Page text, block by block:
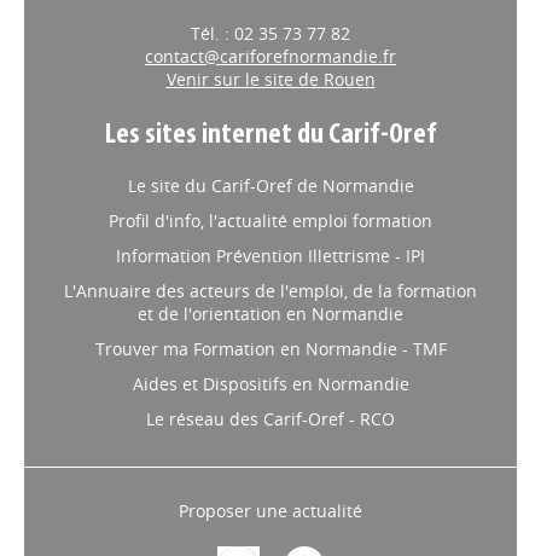
Tél. : 02 35 73 77 82
contact@cariforefnormandie.fr
Venir sur le site de Rouen
Les sites internet du Carif-Oref
Le site du Carif-Oref de Normandie
Profil d'info, l'actualité emploi formation
Information Prévention Illettrisme - IPI
L'Annuaire des acteurs de l'emploi, de la formation
et de l'orientation en Normandie
Trouver ma Formation en Normandie - TMF
Aides et Dispositifs en Normandie
Le réseau des Carif-Oref - RCO
Proposer une actualité